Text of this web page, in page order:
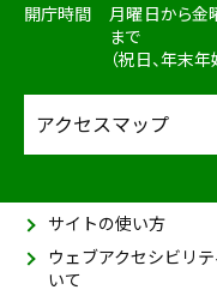
開庁時間
月曜日から金
まで
（祝日、年末年
アクセスマップ
サイトの使い方
ウェブアクセシビリ
いて